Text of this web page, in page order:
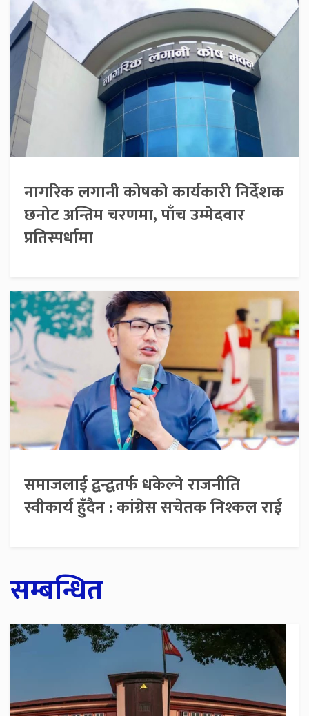
नागरिक लगानी कोषको कार्यकारी निर्देशक
छनोट अन्तिम चरणमा, पाँच उम्मेदवार
प्रतिस्पर्धामा
समाजलाई द्वन्द्वतर्फ धकेल्ने राजनीति
स्वीकार्य हुँदैन : कांग्रेस सचेतक निश्कल राई
सम्बन्धित